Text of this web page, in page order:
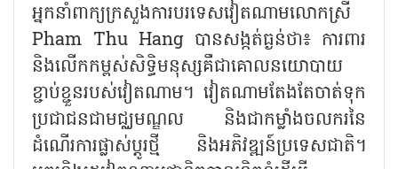
អ្នកនាំពាក្យក្រសួងការបរទេសវៀតណាមលោកស្រី
Pham Thu Hang បានសង្កត់ធ្ងន់ថា៖ ការពារ
និងលើកកម្ពស់សិទ្ធិមនុស្សគឺជាគោលនយោបាយ
ខ្ជាប់ខ្ជួនរបស់វៀតណាម។ វៀតណាមតែងតែចាត់ទុក
ប្រជាជនជាមជ្ឈមណ្ឌល និងជាកម្លាំងចលករនៃ
ដំណើរការផ្លាស់ប្តូរថ្មី និងអភិវឌ្ឍន៍ប្រទេសជាតិ។